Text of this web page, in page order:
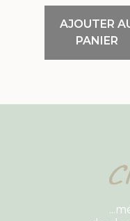
AJOUTER
PANIER